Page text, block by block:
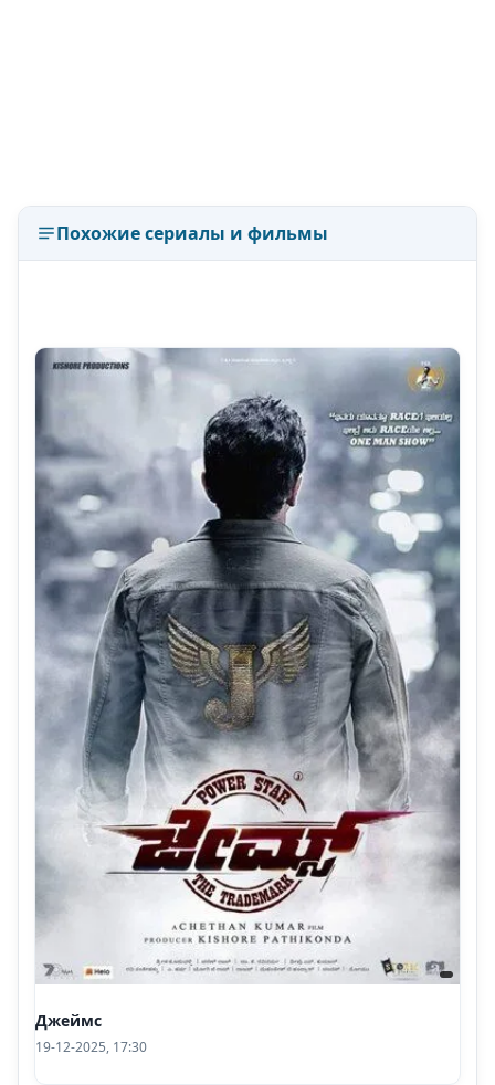
Похожие сериалы и фильмы
Джеймс
19-12-2025, 17:30